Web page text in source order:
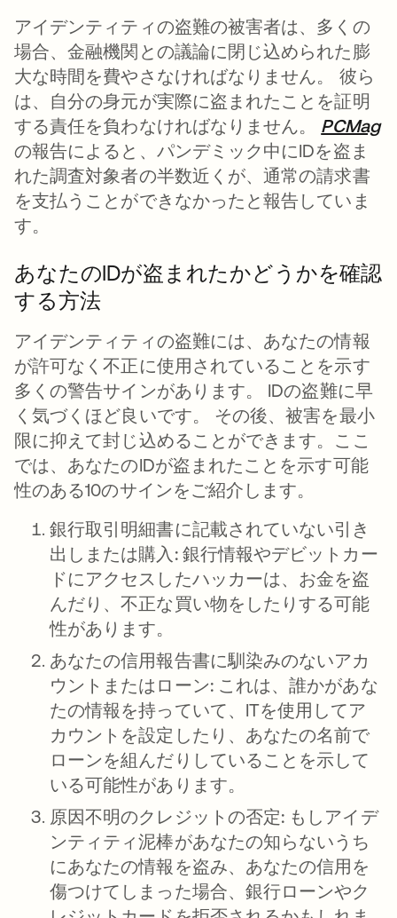
アイデンティティの盗難の被害者は、多くの
場合、金融機関との議論に閉じ込められた膨
大な時間を費やさなければなりません。 彼ら
は、自分の身元が実際に盗まれたことを証明
する責任を負わなければなりません。 PCMag
の報告によると、パンデミック中にIDを盗ま
れた調査対象者の半数近くが、通常の請求書
を支払うことができなかったと報告していま
す。
あなたのIDが盗まれたかどうかを確認
する方法
アイデンティティの盗難には、あなたの情報
が許可なく不正に使用されていることを示す
多くの警告サインがあります。 IDの盗難に早
く気づくほど良いです。 その後、被害を最小
限に抑えて封じ込めることができます。ここ
では、あなたのIDが盗まれたことを示す可能
性のある10のサインをご紹介します。
銀行取引明細書に記載されていない引き
出しまたは購入:銀行情報やデビットカー
ドにアクセスしたハッカーは、お金を盗
んだり、不正な買い物をしたりする可能
性があります。
あなたの信用報告書に馴染みのないアカ
ウントまたはローン: これは、誰かがあな
たの情報を持っていて、ITを使用してア
カウントを設定したり、あなたの名前で
ローンを組んだりしていることを示して
いる可能性があります。
原因不明のクレジットの否定: もしアイデ
ンティティ泥棒があなたの知らないうち
にあなたの情報を盗み、あなたの信用を
傷つけてしまった場合、銀行ローンやク